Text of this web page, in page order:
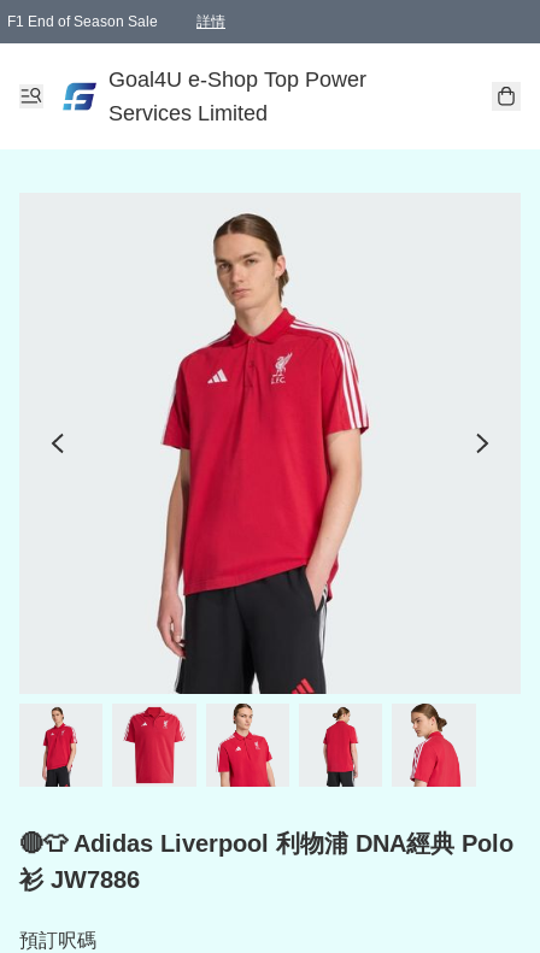
F1 End of Season Sale 詳情
Goal4U e-Shop Top Power
Services Limited
🔴👕 Adidas Liverpool 利物浦 DNA經典 Polo
衫 JW7886
預訂呎碼